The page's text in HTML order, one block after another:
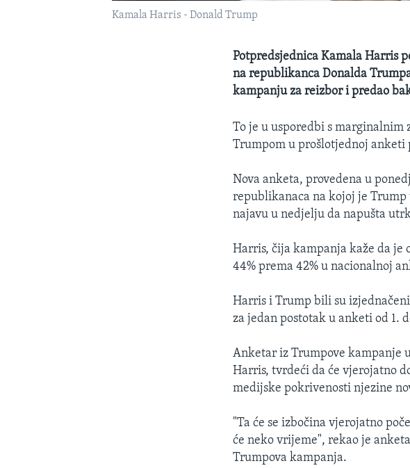
Kamala Harris - Donald Trump
Potpredsjednica Kamala Harris
na republikanca Donalda
kampanju za reizbor i predao
To je u usporedbi s marginalnim
Trumpom u prošlotjednoj anketi
Nova anketa, provedena u
republikanaca na kojoj je
najavu u nedjelju da napušta
Harris, čija kampanja kaže da
44% prema 42% u nacionalnoj
Harris i Trump bili su izjednačeni
za jedan postotak u anketi od 1.
Anketar iz Trumpove kampanje
Harris, tvrdeći da će vjerojatno
medijske pokrivenosti njezine
"Ta će se izbočina vjerojatno
će neko vrijeme", rekao je
Trumpova kampanja.